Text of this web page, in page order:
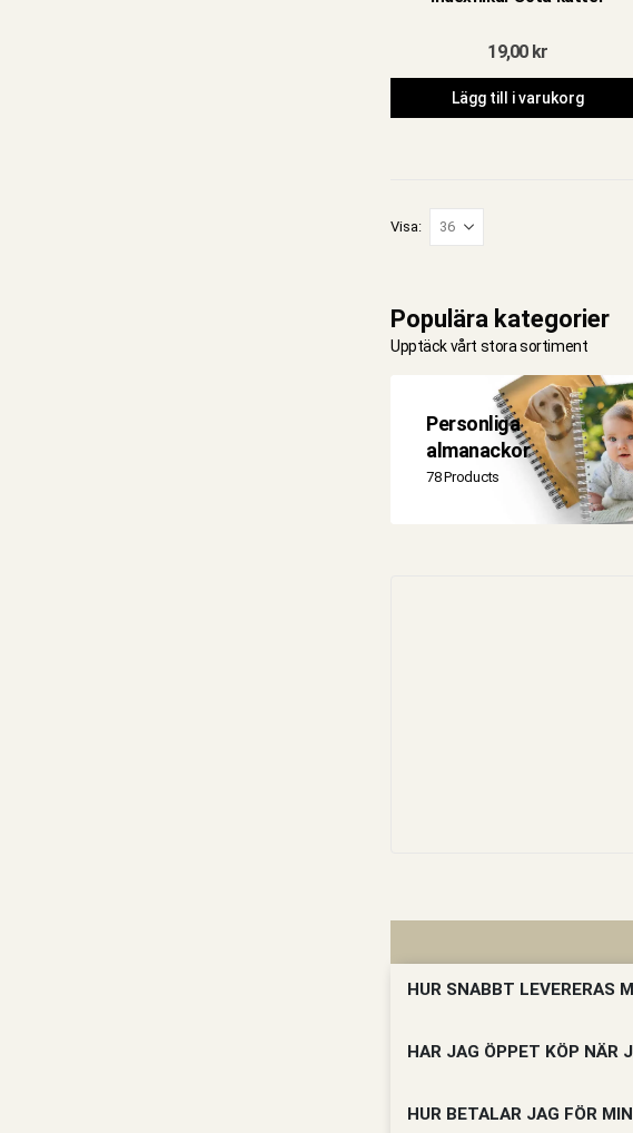
19,00 kr
Lägg till i varukorg
Visa:
Populära kategorier
Upptäck vårt stora sortiment
Personliga
almanackor
78 Products
HUR SNABBT LEVERERAS
HAR JAG ÖPPET KÖP NÄR
HUR BETALAR JAG FÖR